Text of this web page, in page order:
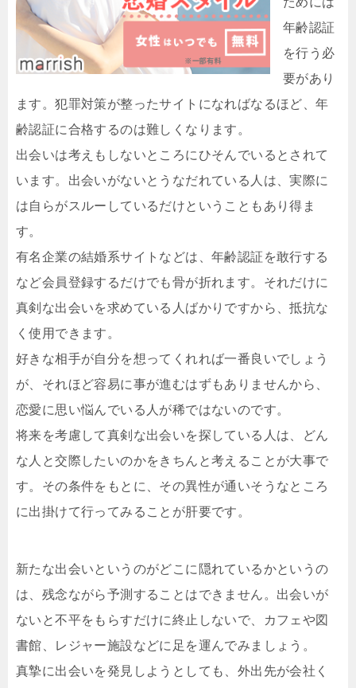
年齢認証
を行う必
要があり
ます。犯罪対策が整ったサイトになればなるほど、年
齢認証に合格するのは難しくなります。
出会いは考えもしないところにひそんでいるとされて
います。出会いがないとうなだれている人は、実際に
は自らがスルーしているだけということもあり得ま
す。
有名企業の結婚系サイトなどは、年齢認証を敢行する
など会員登録するだけでも骨が折れます。それだけに
真剣な出会いを求めている人ばかりですから、抵抗な
く使用できます。
好きな相手が自分を想ってくれれば一番良いでしょう
が、それほど容易に事が進むはずもありませんから、
恋愛に思い悩んでいる人が稀ではないのです。
将来を考慮して真剣な出会いを探している人は、どん
な人と交際したいのかをきちんと考えることが大事で
す。その条件をもとに、その異性が通いそうなところ
に出掛けて行ってみることが肝要です。
新たな出会いというのがどこに隠れているかというの
は、残念ながら予測することはできません。出会いが
ないと不平をもらすだけに終止しないで、カフェや図
書館、レジャー施設などに足を運んでみましょう。
真摯に出会いを発見しようとしても、外出先が会社く